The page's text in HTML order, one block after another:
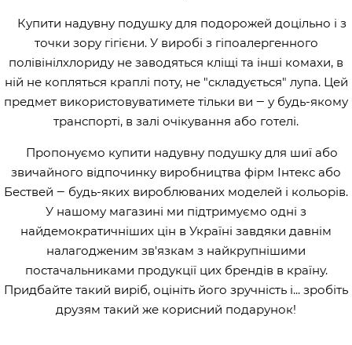
Купити надувну подушку для подорожей доцільно і з
точки зору гігієни. У виробі з гіпоалергенного
полівінілхлориду не заводяться кліщі та інші комахи, в
ній не копляться краплі поту, не "складується" лупа. Цей
предмет використовуватимете тільки ви ‒ у будь-якому
транспорті, в залі очікування або готелі.
Пропонуємо купити надувну подушку для шиї або
звичайного відпочинку виробництва фірм Інтекс або
Бествей ‒ будь-яких вироблюваних моделей і кольорів.
У нашому магазині ми підтримуємо одні з
найдемократичніших цін в Україні завдяки давнім
налагодженим зв'язкам з найкрупнішими
постачальниками продукції цих брендів в країну.
Придбайте такий виріб, оцініть його зручність і... зробіть
друзям такий же корисний подарунок!